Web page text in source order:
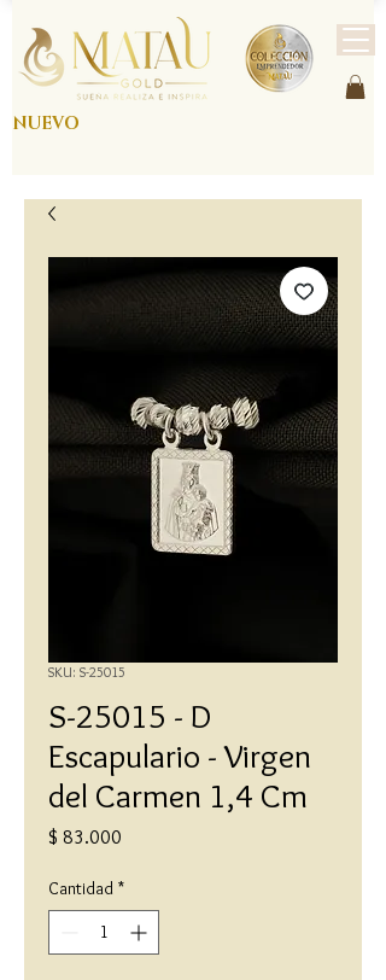
NUEVO
SKU: S-25015
S-25015 - D
Escapulario - Virgen
del Carmen 1,4 Cm
$ 83.000
Cantidad *